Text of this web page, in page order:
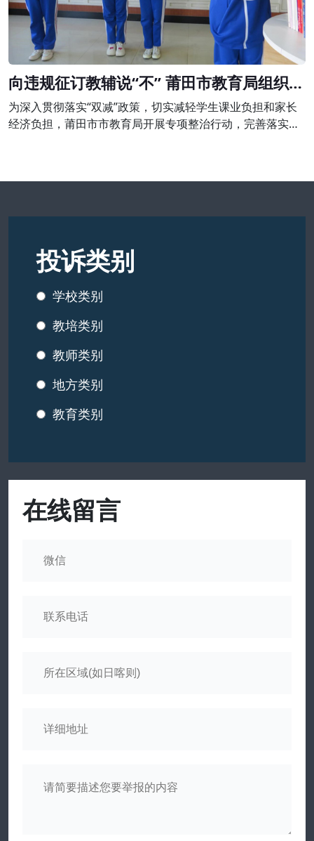
向违规征订教辅说“不” 莆田市教育局组织开
展专项整治行动
为深入贯彻落实“双减”政策，切实减轻学生课业负担和家长
经济负担，莆田市市教育局开展专项整治行动，完善落实进
投诉类别
学校类别
教培类别
教师类别
地方类别
教育类别
在线留言